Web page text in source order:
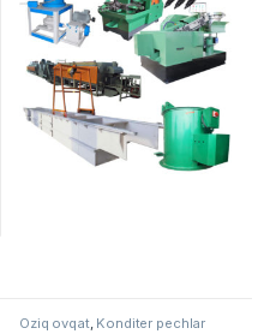
Oziq ovqat, Konditer pechlar